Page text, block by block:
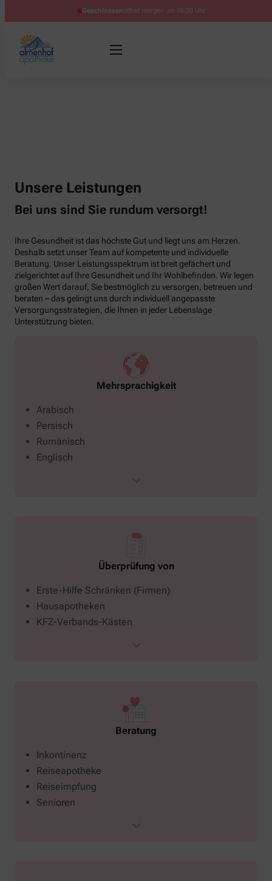
Geschlossenöffnet morgen um 08:30 Uhr
Unsere Leistungen
Bei uns sind Sie rundum versorgt!
Ihre Gesundheit ist das höchste Gut und liegt uns am Herzen.
Deshalb setzt unser Team auf kompetente und individuelle
Beratung. Unser Leistungsspektrum ist breit gefächert und
zielgerichtet auf Ihre Gesundheit und Ihr Wohlbefinden. Wir legen
großen Wert darauf, Sie bestmöglich zu versorgen, betreuen und
beraten – das gelingt uns durch individuell angepasste
Versorgungsstrategien, die Ihnen in jeder Lebenslage
Unterstützung bieten.
Mehrsprachigkeit
Arabisch
Persisch
Rumänisch
Englisch
Überprüfung von
Erste-Hilfe Schränken (Firmen)
Hausapotheken
KFZ-Verbands-Kästen
Beratung
Inkontinenz
Reiseapotheke
Reiseimpfung
Senioren